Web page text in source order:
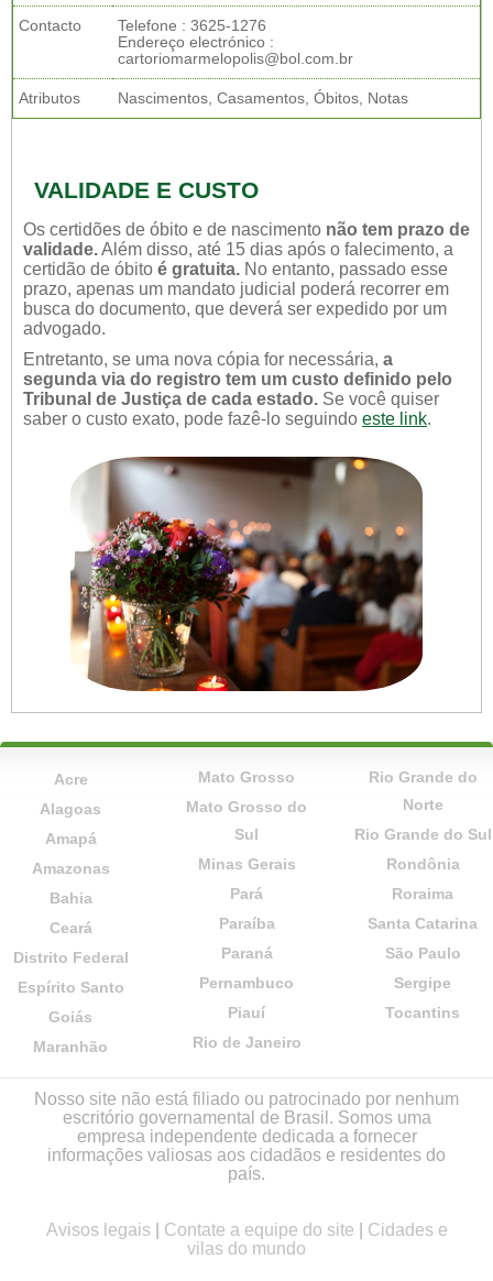
Contacto
Telefone : 3625-1276
Endereço electrónico :
cartoriomarmelopolis@bol.com.br
Atributos Nascimentos, Casamentos, Óbitos, Notas
VALIDADE E CUSTO
Os certidões de óbito e de nascimento não tem prazo de
validade.Além disso, até 15 dias após o falecimento, a
certidão de óbito é gratuita. No entanto, passado esse
prazo, apenas um mandato judicial poderá recorrer em
busca do documento, que deverá ser expedido por um
advogado.
Entretanto, se uma nova cópia for necessária, a
segunda via do registro tem um custo definido pelo
Tribunal de Justiça de cada estado. Se você quiser
saber o custo exato, pode fazê-lo seguindo este link.
Acre
Alagoas
Amapá
Amazonas
Bahia
Ceará
Distrito Federal
Espírito Santo
Goiás
Maranhão
Mato Grosso
Mato Grosso do
Sul
Minas Gerais
Pará
Paraíba
Paraná
Pernambuco
Piauí
Rio de Janeiro
Rio Grande do
Norte
Rio Grande do Sul
Rondônia
Roraima
Santa Catarina
São Paulo
Sergipe
Tocantins
Nosso site não está filiado ou patrocinado por nenhum
escritório governamental de Brasil. Somos uma
empresa independente dedicada a fornecer
informações valiosas aos cidadãos e residentes do
país.
Avisos legais Contate a equipe do site
Cidades e
vilas do mundo